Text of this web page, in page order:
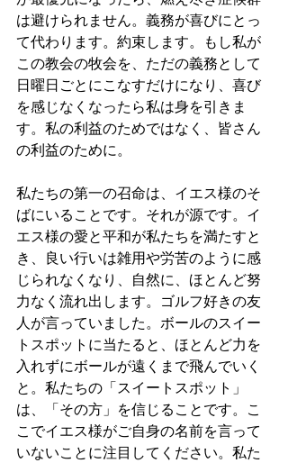
は避けられません。義務が喜びにとっ
て代わります。約束します。もし私が
この教会の牧会を、ただの義務として
日曜日ごとにこなすだけになり、喜び
を感じなくなったら私は身を引きま
す。私の利益のためではなく、皆さん
の利益のために。
私たちの第一の召命は、イエス様のそ
ばにいることです。それが源です。イ
エス様の愛と平和が私たちを満たすと
き、良い行いは雑用や労苦のように感
じられなくなり、自然に、ほとんど努
力なく流れ出します。ゴルフ好きの友
人が言っていました。ボールのスイー
トスポットに当たると、ほとんど力を
入れずにボールが遠くまで飛んでいく
と。私たちの「スイートスポット」
は、「その方」を信じることです。こ
こでイエス様がご自身の名前を言って
いないことに注目してください。私た